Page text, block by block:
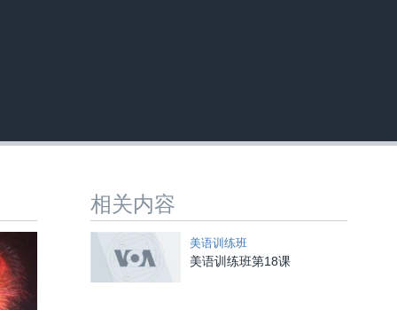
相关内容
美语训练班
美语训练班第18课